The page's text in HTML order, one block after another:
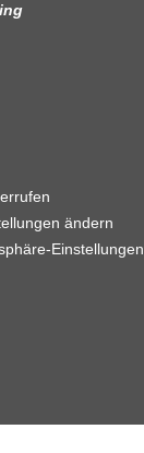
ändern
Einstellungen